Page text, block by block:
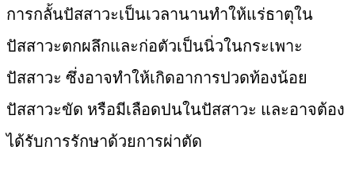
การกลั้นปัสสาวะเป็นเวลานานทำให้แร่ธาตุใน
ปัสสาวะตกผลึกและก่อตัวเป็นนิ่วในกระเพาะ
ปัสสาวะ ซึ่งอาจทำให้เกิดอาการปวดท้องน้อย
ปัสสาวะขัด หรือมีเลือดปนในปัสสาวะ และอาจต้อง
ได้รับการรักษาด้วยการผ่าตัด